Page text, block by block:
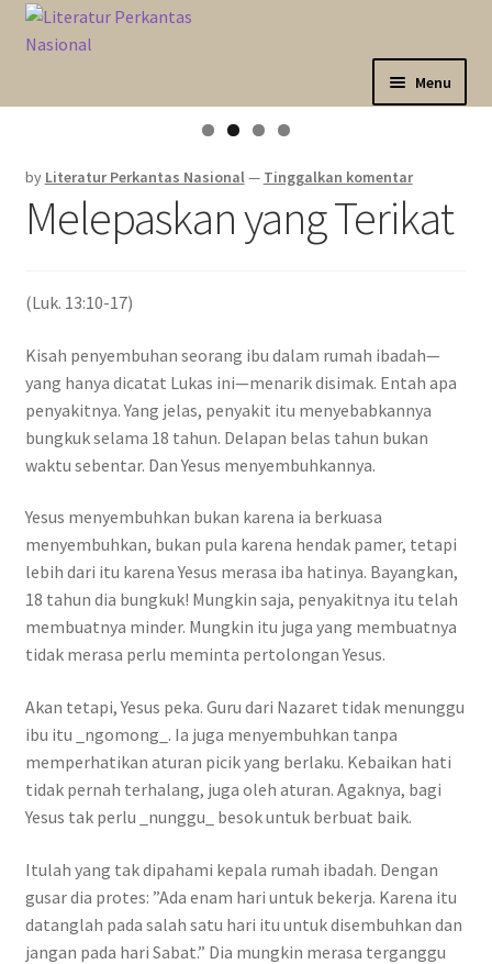
Skip
to
Langsung
ke
Menu
Sahabat Anda Bertumbuh
Kategori
child
menu
Marketplace
Katalog
by Literatur Perkantas Nasional— Tinggalkan komentar
Melepaskan yang Terikat
(Luk. 13:10-17)
Kisah penyembuhan seorang ibu dalam rumah ibadah—
yang hanya dicatat Lukas ini—menarik disimak. Entah apa
penyakitnya. Yang jelas, penyakit itu menyebabkannya
bungkuk selama 18 tahun. Delapan belas tahun bukan
waktu sebentar. Dan Yesus menyembuhkannya.
Yesus menyembuhkan bukan karena ia berkuasa
menyembuhkan, bukan pula karena hendak pamer, tetapi
lebih dari itu karena Yesus merasa iba hatinya. Bayangkan,
18 tahun dia bungkuk! Mungkin saja, penyakitnya itu telah
membuatnya minder. Mungkin itu juga yang membuatnya
tidak merasa perlu meminta pertolongan Yesus.
Akan tetapi, Yesus peka. Guru dari Nazaret tidak menunggu
ibu itu _ngomong_. Ia juga menyembuhkan tanpa
memperhatikan aturan picik yang berlaku. Kebaikan hati
tidak pernah terhalang, juga oleh aturan. Agaknya, bagi
Yesus tak perlu _nunggu_ besok untuk berbuat baik.
Itulah yang tak dipahami kepala rumah ibadah. Dengan
gusar dia protes: ”Ada enam hari untuk bekerja. Karena itu
datanglah pada salah satu hari itu untuk disembuhkan dan
jangan pada hari Sabat.” Dia mungkin merasa terganggu